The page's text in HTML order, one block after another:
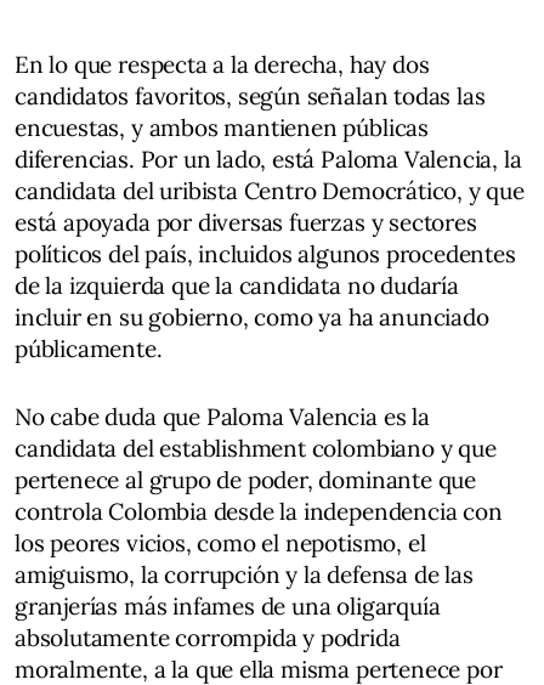
En lo que respecta a la derecha, hay dos
candidatos favoritos, según señalan todas las
encuestas, y ambos mantienen públicas
diferencias. Por un lado, está Paloma Valencia, la
candidata del uribista Centro Democrático, y que
está apoyada por diversas fuerzas y sectores
políticos del país, incluidos algunos procedentes
de la izquierda que la candidata no dudaría
incluir en su gobierno, como ya ha anunciado
públicamente.
No cabe duda que Paloma Valencia es la
candidata del establishment colombiano y que
pertenece al grupo de poder, dominante que
controla Colombia desde la independencia con
los peores vicios, como el nepotismo, el
amiguismo, la corrupción y la defensa de las
granjerías más infames de una oligarquía
absolutamente corrompida y podrida
moralmente, a la que ella misma pertenece por